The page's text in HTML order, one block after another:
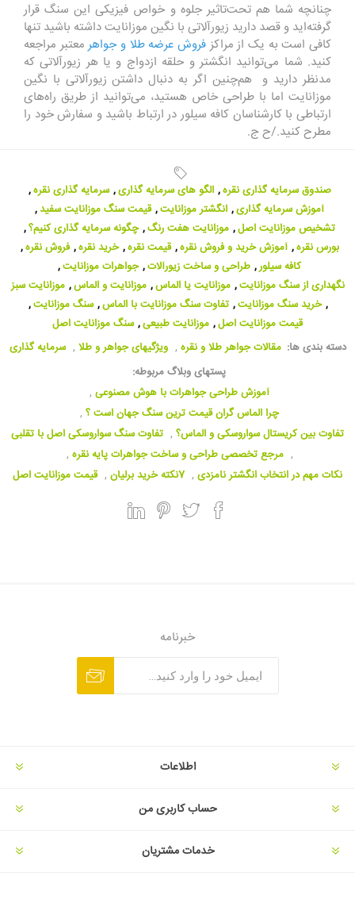
چنانچه شما هم تحت‌تاثیر جلوه و خواص فیزیکی این سنگ قرار
گرفته‌اید و قصد دارید زیورآلاتی با نگین موزانایت داشته باشید تنها
کافی است به یک از مراکز فروش عرضه طلا و جواهرمعتبر مراجعه
کنید. شما می‌توانید انگشتر و حلقه ازدواج و یا هر زیورآلاتی که
مدنظر دارید و هم‌چنین اگر به دنبال داشتن زیورآلاتی با نگین
موزانایت اما با طراحی خاص هستید، می‌توانید از طریق راه‌های
ارتباطی با کارشناسان کافه سیلور در ارتباط باشید و سفارش خود را
مطرح کنید./ح ج.
صندوق سرمایه گذاری نقره, الگو های سرمایه گذاری, سرمایه گذاری نقره,
آموزش سرمایه گذاری, انگشتر موزانایت, قیمت سنگ موزانایت سفید,
تشخیص موزانایت اصل, موزانایت هفت رنگ, چگونه سرمایه گذاری کنیم؟,
بورس نقره, آموزش خرید و فروش نقره, قیمت نقره, خرید نقره, فروش نقره,
کافه سیلور, طراحی و ساخت زیورآلات, جواهرات موزانایت,
نگهداری از سنگ موزانایت, موزانایت یا الماس, موزانایت و الماس, موزانایت سبز
, خرید سنگ موزانایت, تفاوت سنگ موزانایت با الماس, سنگ موزانایت,
قیمت موزانایت اصل, موزانایت طبیعی, سنگ موزانایت اصل
دسته بندی ها: مقالات جواهر طلا و نقره , ویژگیهای جواهر و طلا , سرمایه گذاری
پستهای وبلاگ مربوطه:
آموزش طراحی جواهرات با هوش مصنوعی ,
چرا الماس گران قیمت ترین سنگ جهان است ؟ ,
تفاوت بین کریستال سواروسکی و الماس؟ , تفاوت سنگ سواروسکی اصل با تقلبی
, مرجع تخصصی طراحی و ساخت جواهرات پایه نقره ,
نکات مهم در انتخاب انگشتر نامزدی , 7نکته خرید برلیان , قیمت موزانایت اصل
خبرنامه
اطلاعات
حساب کاربری من
خدمات مشتریان